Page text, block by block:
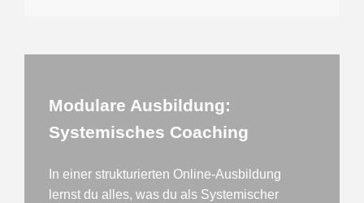
Modulare Ausbildung:
Systemisches Coaching
In einer strukturierten Online-Ausbildung
lernst du alles, was du als Systemischer